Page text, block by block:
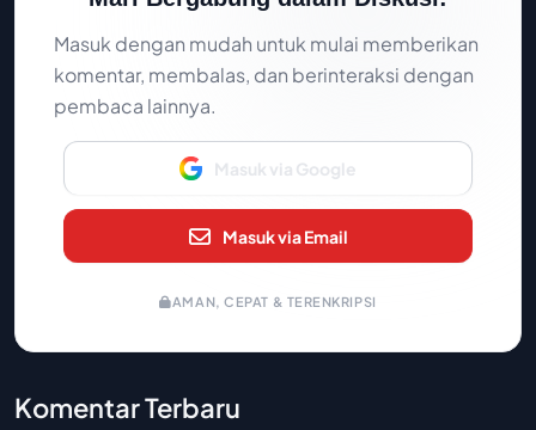
Masuk dengan mudah untuk mulai memberikan
komentar, membalas, dan berinteraksi dengan
pembaca lainnya.
Masuk via Google
Masuk via Email
AMAN, CEPAT & TERENKRIPSI
Komentar Terbaru